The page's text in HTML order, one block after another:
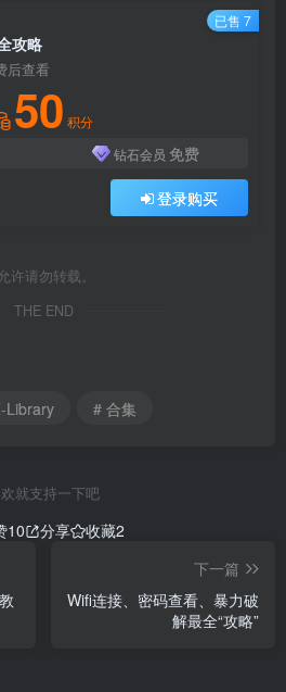
攻略
后查看
50 积分
钻石会员 免费
登录购买
已售 7
请勿转载。
THE END
Library # 合集
就支持一下吧
10 分享 收藏2
下一篇
Wifi连接、密码查看、暴力破
解最全“攻略”